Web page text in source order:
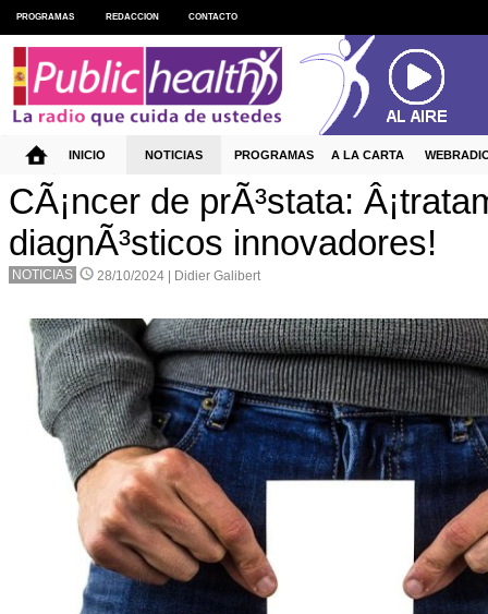
CÃ¡ncer de prÃ³stata:
diagnÃ³sticos innovadores!
NOTICIAS 28/10/2024 | Didier Galibert
PROGRAMAS REDACCION CONTACTO
INICIO NOTICIAS PROGRAMAS A LA CARTA